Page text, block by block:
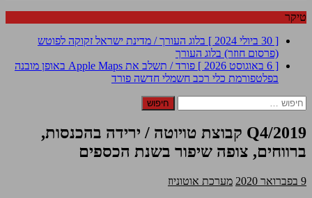
טיקר
[ 30 ביולי 2024 ]
בלוג העורך / מדינת ישראל זקוקה לפוטש
(פרסום חוזר) בלוג העורך
[ 6 באוגוסט 2026 ]
פורד / תשלב את Apple Maps באופן מובנה
בפלטפורמת כלי רכב חשמלי חדשה פורד
חיפוש:
Q4/2019 קבוצת טויוטה / ירידה בהכנסות,
ברווחים, צופה שיפור בשנת הכספים
9 בפברואר 2020
מערכת אוטוניוז